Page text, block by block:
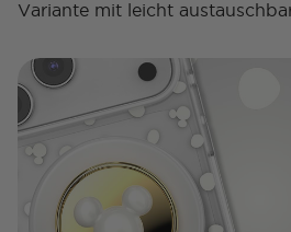
Variante mit leicht